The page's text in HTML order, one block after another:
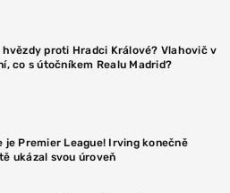
hvězdy proti Hradci Králové? Vlahovič v
co s útočníkem Realu Madrid?
je Premier League! Irving konečně
ukázal svou úroveň